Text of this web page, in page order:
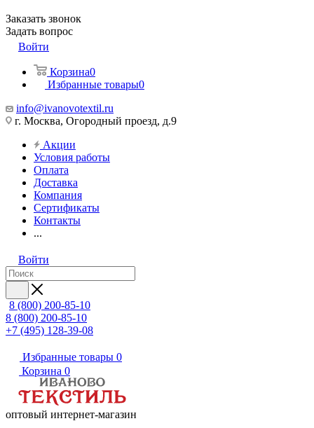
Заказать звонок
Задать вопрос
Войти
Корзина0
Избранные товары0
info@ivanovotextil.ru
г. Москва, Огородный проезд, д.9
Акции
Условия работы
Оплата
Доставка
Компания
Сертификаты
Контакты
...
Войти
8 (800) 200-85-10
8 (800) 200-85-10
+7 (495) 128-39-08
Избранные товары 0
Корзина 0
оптовый интернет-магазин